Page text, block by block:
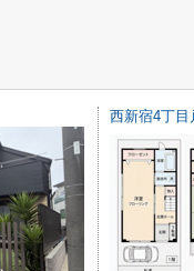
西新宿4丁目